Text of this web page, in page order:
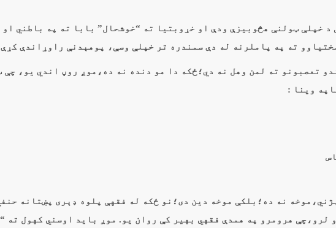
د خپلې ټولنې هڅوبیزې ودې او خړوبتيا ته “خوشحال” بابا ته په باطني او
ته په پاملرنه له دې سمندره تر خپلې وسې، پوهېدنې راوړاندې
تعصبونو ته لمن وهل نه دي؛ځکه دا مو دنده نه ده،موږ روڼ اندي يو، چې
وينا :
نه ده؛بلکې موخه دين دى؛نو ځکه له فقهې پلوه ډېرى پښتانه
لرو،چې هرومرو په همدې فقهي بهير کې روان يو. موږ بايد اوسني کهول ته